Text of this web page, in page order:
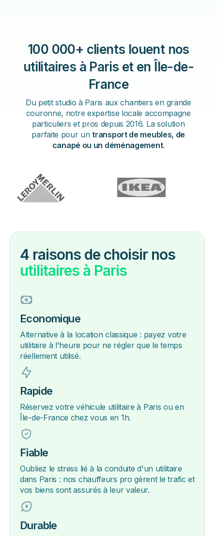
100 000+ clients louent nos
utilitaires à Paris et en Île-de-
France
Du petit studio à Paris aux chantiers en grande
couronne, notre expertise locale accompagne
particuliers et pros depuis 2016. La solution
parfaite pour un transport de meubles, de
canapé ou un déménagement.
4 raisons de choisir nos
utilitaires à Paris
Economique
Alternative à la location classique : payez votre
utilitaire à l'heure pour ne régler que le temps
réellement utilisé.
Rapide
Réservez votre véhicule utilitaire à Paris ou en
Île-de-France chez vous en 1h.
Fiable
Oubliez le stress lié à la conduite d'un utilitaire
dans Paris : nos chauffeurs pro gèrent le trafic et
vos biens sont assurés à leur valeur.
Durable